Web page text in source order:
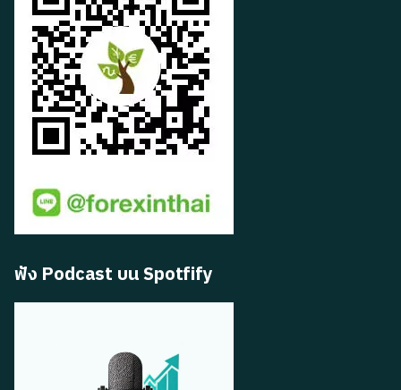
ฟัง Podcast บน Spotfify